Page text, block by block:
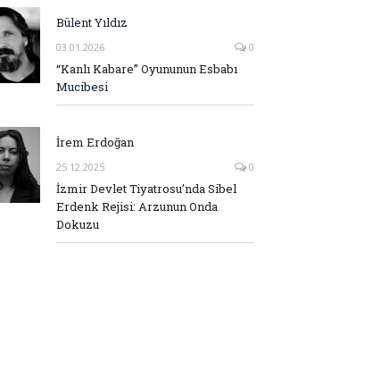
Bülent Yıldız
03.01.2026 0
“Kanlı Kabare” Oyununun Esbabı
Mucibesi
İrem Erdoğan
25.12.2025 0
İzmir Devlet Tiyatrosu’nda Sibel
Erdenk Rejisi: Arzunun Onda
Dokuzu